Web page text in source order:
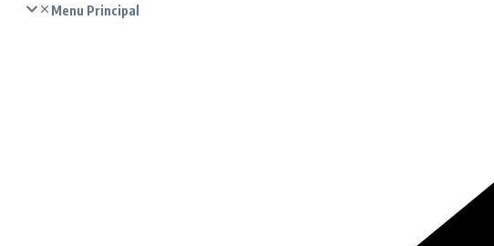
Menu Principal